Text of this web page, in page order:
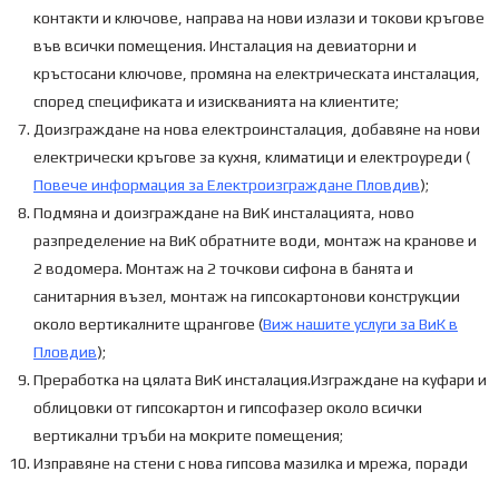
контакти и ключове, направа на нови излази и токови кръгове
във всички помещения. Инсталация на девиаторни и
кръстосани ключове, промяна на електрическата инсталация,
според спецификата и изискванията на клиентите;
Доизграждане на нова електроинсталация, добавяне на нови
електрически кръгове за кухня, климатици и електроуреди (
Повече информация за Електроизграждане Пловдив);
Подмяна и доизграждане на ВиК инсталацията, ново
разпределение на ВиК обратните води, монтаж на кранове и
2 водомера. Монтаж на 2 точкови сифона в банята и
санитарния възел, монтаж на гипсокартонови конструкции
около вертикалните щрангове (Виж нашите услуги за ВиК в
Пловдив);
Преработка на цялата ВиК инсталация.Изграждане на куфари и
облицовки от гипсокартон и гипсофазер около всички
вертикални тръби на мокрите помещения;
Изправяне на стени с нова гипсова мазилка и мрежа, поради